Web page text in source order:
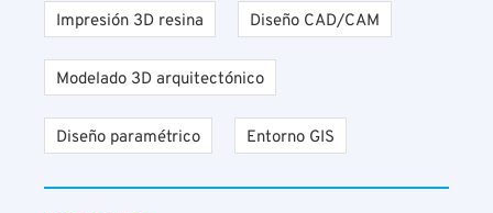
Impresión 3D resina Diseño CAD/CAM
Modelado 3D arquitectónico
Diseño paramétrico Entorno GIS